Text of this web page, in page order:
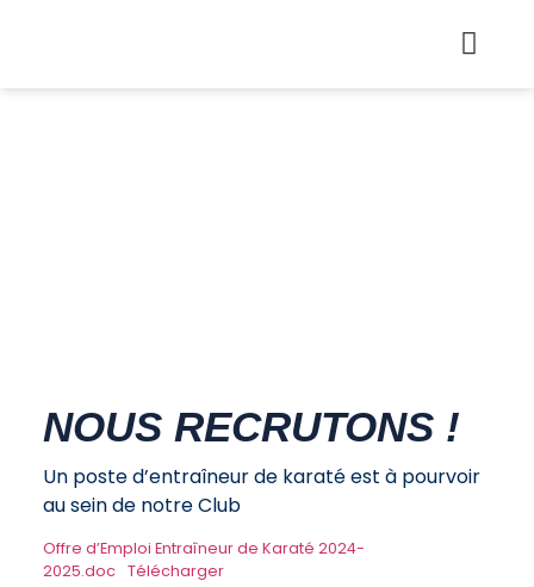
NOUS RECRUTONS !
Un poste d’entraîneur de karaté est à pourvoir
au sein de notre Club
Offre d’Emploi Entraîneur de Karaté 2024-
2025.doc Télécharger